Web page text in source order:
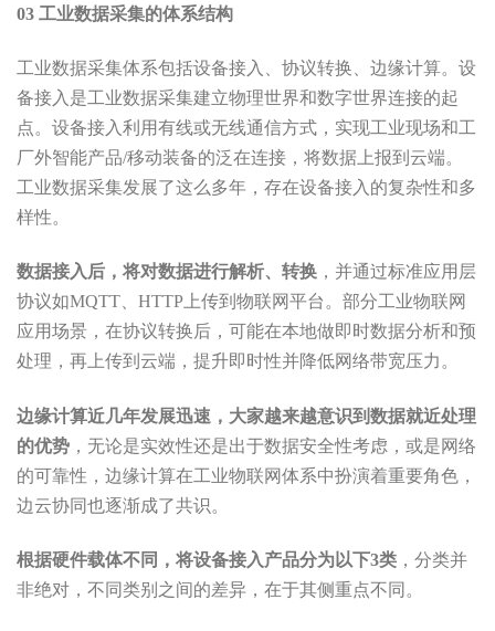
03 工业数据采集的体系结构
工业数据采集体系包括设备接入、协议转换、边缘计算。设
备接入是工业数据采集建立物理世界和数字世界连接的起
点。设备接入利用有线或无线通信方式，实现工业现场和工
厂外智能产品/移动装备的泛在连接，将数据上报到云端。
工业数据采集发展了这么多年，存在设备接入的复杂性和多
样性。
数据接入后，将对数据进行解析、转换 ，并通过标准应用层
协议如MQTT、HTTP上传到物联网平台。部分工业物联网
应用场景，在协议转换后，可能在本地做即时数据分析和预
处理，再上传到云端，提升即时性并降低网络带宽压力。
边缘计算近几年发展迅速，大家越来越意识到数据就近处理
的优势 ，无论是实效性还是出于数据安全性考虑，或是网络
的可靠性，边缘计算在工业物联网体系中扮演着重要角色，
边云协同也逐渐成了共识。
根据硬件载体不同，将设备接入产品分为以下3类 ，分类并
非绝对，不同类别之间的差异，在于其侧重点不同。